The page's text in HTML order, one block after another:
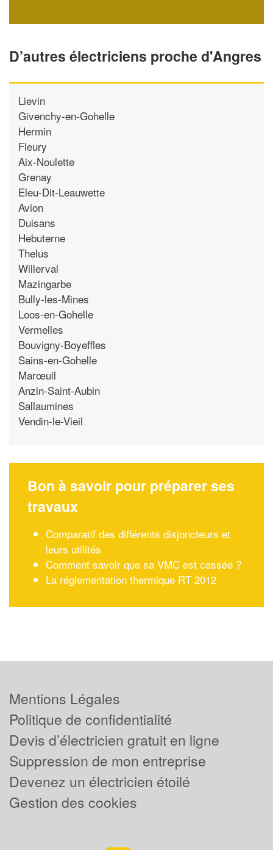
D’autres électriciens proche d'Angres
Lievin
Givenchy-en-Gohelle
Hermin
Fleury
Aix-Noulette
Grenay
Eleu-Dit-Leauwette
Avion
Duisans
Hebuterne
Thelus
Willerval
Mazingarbe
Bully-les-Mines
Loos-en-Gohelle
Vermelles
Bouvigny-Boyeffles
Sains-en-Gohelle
Marœuil
Anzin-Saint-Aubin
Sallaumines
Vendin-le-Vieil
Bon à savoir pour préparer ses
travaux
Comparatif des différents disjoncteurs et
leurs utilités
Comment savoir que sa VMC est cassée ?
La réglementation thermique RT 2012
Mentions Légales
Politique de confidentialité
Devis d’électricien gratuit en ligne
Suppression de mon entreprise
Devenez un électricien étoilé
Gestion des cookies